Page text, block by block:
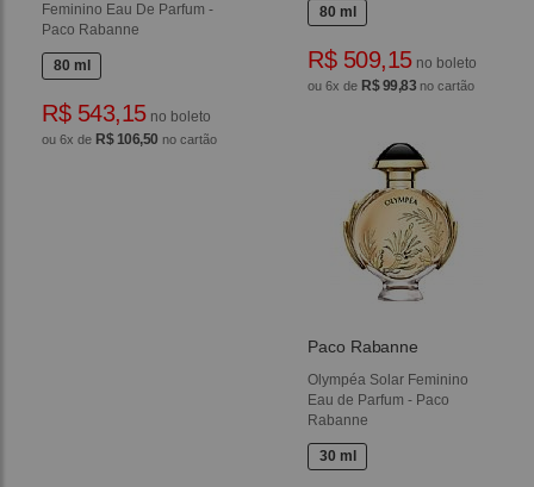
Feminino Eau De Parfum -
Paco Rabanne
80 ml
R$ 543,15no boleto
ou 6x de R$ 106,50 no cartão
80 ml
R$ 509,15no boleto
ou 6x de R$ 99,83 no cartão
Paco Rabanne
Olympéa Solar Feminino
Eau de Parfum - Paco
Rabanne
30 ml